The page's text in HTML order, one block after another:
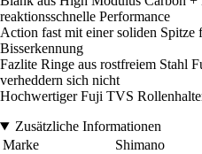
reaktionsschnelle Performance
Action fast mit einer soliden Spitze
Bisserkennung
Fazlite Ringe aus rostfreiem Stahl
verheddern sich nicht
Hochwertiger Fuji TVS
Zusätzliche Informationen
Marke
Shimano